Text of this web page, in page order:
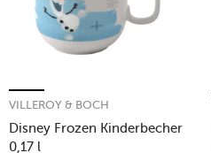
Disney Frozen Kinderbecher
0,17 l
VILLEROY & BOCH